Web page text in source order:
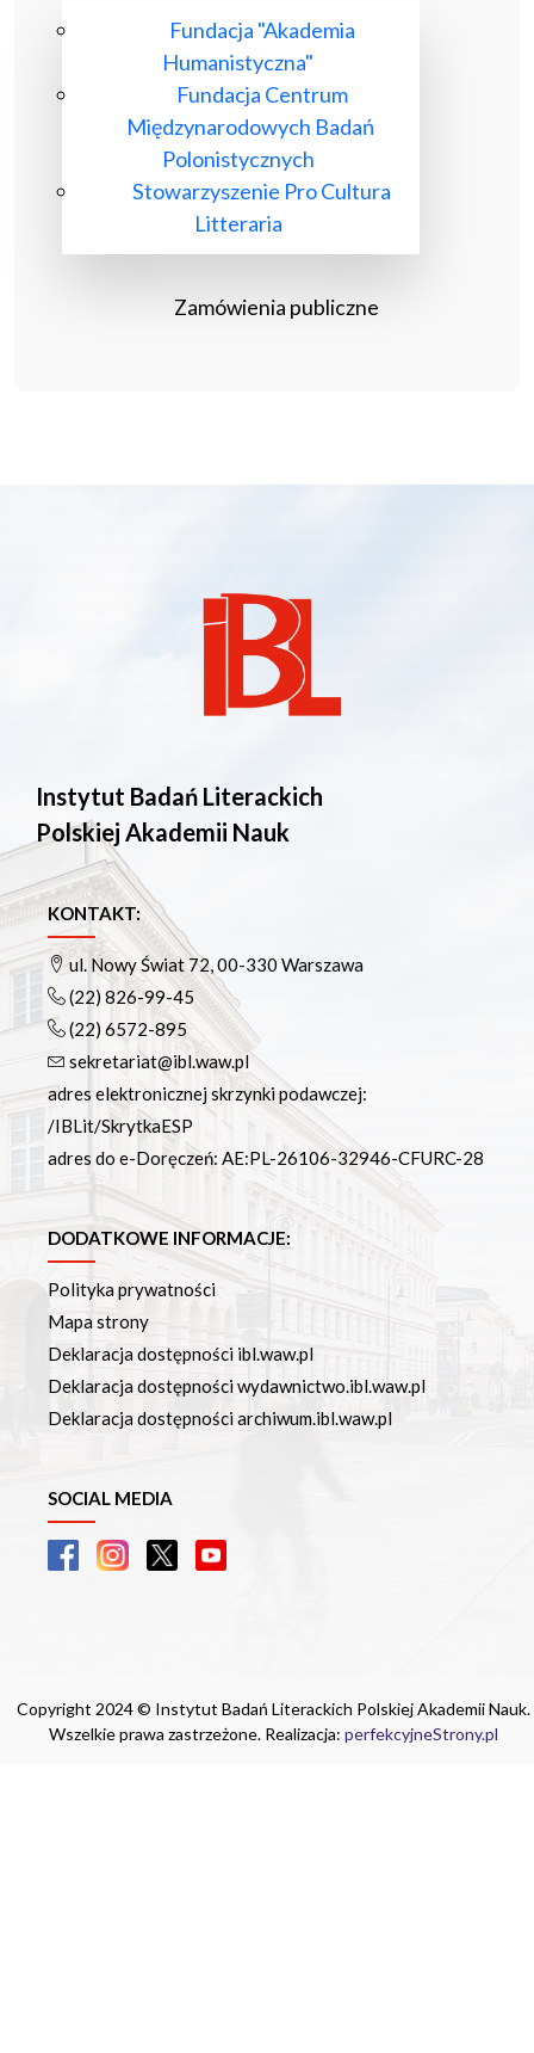
Fundacja "Akademia
Humanistyczna"
Fundacja Centrum
Międzynarodowych Badań
Polonistycznych
Stowarzyszenie Pro Cultura
Litteraria
Zamówienia publiczne
Instytut Badań Literackich
Polskiej Akademii Nauk
KONTAKT:
ul. Nowy Świat 72, 00-330 Warszawa
(22) 826-99-45
(22) 6572-895
sekretariat@ibl.waw.pl
adres elektronicznej skrzynki podawczej:
/IBLit/SkrytkaESP
adres do e-Doręczeń: AE:PL-26106-32946-CFURC-28
DODATKOWE INFORMACJE:
Polityka prywatności
Mapa strony
Deklaracja dostępności ibl.waw.pl
Deklaracja dostępności wydawnictwo.ibl.waw.pl
Deklaracja dostępności archiwum.ibl.waw.pl
SOCIAL MEDIA
Copyright 2024 © Instytut Badań Literackich Polskiej Akademii Nauk.
Wszelkie prawa zastrzeżone. Realizacja: perfekcyjneStrony.pl